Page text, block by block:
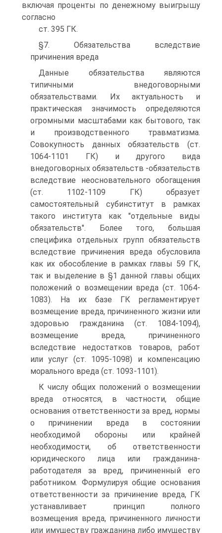
включая проценты по денежному выигрышу
согласно
ст. 395 ГК.
§7. Обязательства вследствие
причинения вреда
Данные обязательства являются
типичными внедоговорными
обязательствами. Их актуальность и
практическая значимость определяются
огромными масштабами как бытового, так
и производственного травматизма.
Совокупность данных обязательств (ст.
1064-1101 ГК) и другого вида
внедоговорных обязательств -обязательств
вследствие неосновательного обогащения
(ст. 1102-1109 ГК) образует
самостоятельный субинститут в рамках
такого института как "отдельные виды
обязательств". Более того, большая
специфика отдельных групп обязательств
вследствие причинения вреда обусловила
как их обособление в рамках главы 59 ГК,
так и выделение в §1 данной главы общих
положений о возмещении вреда (ст. 1064-
1083). На их базе ГК регламентирует
возмещение вреда, причиненного жизни или
здоровью гражданина (ст. 1084-1094),
возмещение вреда, причиненного
вследствие недостатков товаров, работ
или услуг (ст. 1095-1098) и компенсацию
морального вреда (ст. 1093-1101).
К числу общих положений о возмещении
вреда относятся, в частности, общие
основания ответственности за вред, нормы
о причинении вреда в состоянии
необходимой обороны или крайней
необходимости, об ответственности
юридического лица или гражданина-
работодателя за вред, причиненный его
работником. Формулируя общие основания
ответственности за причинение вреда, ГК
устанавливает принцип полного
возмещения вреда, причиненного личности
или имуществу гражданина либо имуществу